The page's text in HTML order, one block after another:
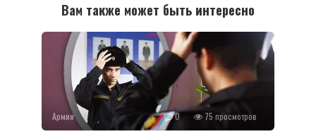
Вам также может быть интересно
Армия 0 75 просмотров